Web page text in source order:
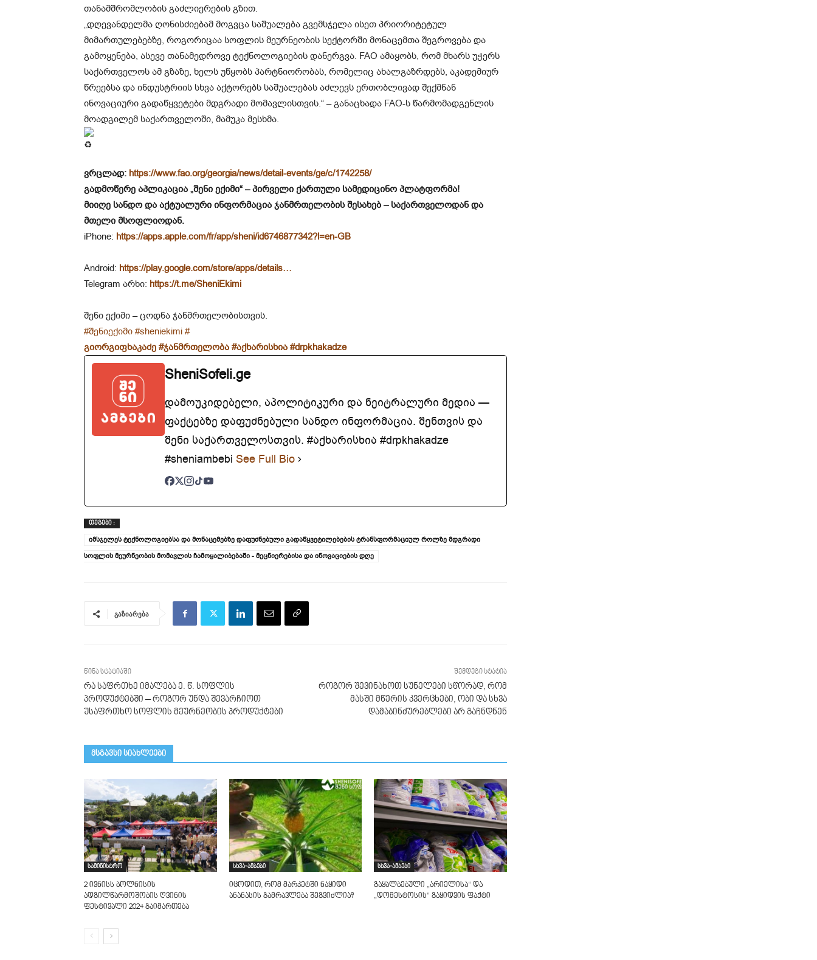
თანამშრომლობის გაძლიერების გზით.
„დღევანდელმა ღონისძიებამ მოგვცა საშუალება გვემსჯელა ისეთ პრიორიტეტულ
მიმართულებებზე, როგორიცაა სოფლის მეურნეობის სექტორში მონაცემთა შეგროვება და
გამოყენება, ასევე თანამედროვე ტექნოლოგიების დანერგვა. FAO ამაყობს, რომ მხარს უჭერს
საქართველოს ამ გზაზე, ხელს უწყობს პარტნიორობას, რომელიც ახალგაზრდებს, აკადემიურ
წრეებსა და ინდუსტრიის სხვა აქტორებს საშუალებას აძლევს ერთობლივად შექმნან
ინოვაციური გადაწყვეტები მდგრადი მომავლისთვის.“ – განაცხადა FAO-ს წარმომადგენლის
მოადგილემ საქართველოში, მამუკა მესხმა.
ვრცლად: https://www.fao.org/georgia/news/detail-events/ge/c/1742258/
გადმოწერე აპლიკაცია „შენი ექიმი“ – პირველი ქართული სამედიცინო პლატფორმა!
მიიღე სანდო და აქტუალური ინფორმაცია ჯანმრთელობის შესახებ – საქართველოდან და
მთელი მსოფლიოდან.
iPhone: https://apps.apple.com/fr/app/sheni/id6746877342?l=en-GB
Android: https://play.google.com/store/apps/details…
Telegram არხი: https://t.me/SheniEkimi
შენი ექიმი – ცოდნა ჯანმრთელობისთვის.
#შენიექიმი #sheniekimi #
გიორგიფხაკაძე #ჯანმრთელობა #აქხარისხია #drpkhakadze
SheniSofeli.ge
დამოუკიდებელი, აპოლიტიკური და ნეიტრალური მედია —
ფაქტებზე დაფუძნებული სანდო ინფორმაცია. შენთვის და
შენი საქართველოსთვის. #აქხარისხია #drpkhakadze
#sheniambebi See Full Bio
ᲗᲔᲒᲔᲑᲘ :
იმსჯელეს ტექნოლოგიებსა და მონაცემებზე დაფუძნებული გადაწყვეტილებების ტრანსფორმაციულ როლზე მდგრადი
სოფლის მეურნეობის მომავლის ჩამოყალიბებაში - მეცნიერებისა და ინოვაციების დღე
გაზიარება
წინა სტატიაში
რა საფრთხე იმალება ე. წ. სოფლის
პროდუქტებში – როგორ უნდა შევარჩიოთ
უსაფრთხო სოფლის მეურნეობის პროდუქტები
შემდეგი სტატია
როგორ შევინახოთ სუნელები სწორად, რომ
მასში მწერის კვერცხები, ობი და სხვა
დამაბინძურებლები არ გაჩნდნენ
მსგავსი სიახლეები
სამინისტრო
2 ივნისს ბოლნისის
ადგილწარმოშობის ღვინის
ფესტივალი 2024 გაიმართება
სხვა-ამბები
იცოდით, რომ მარკეტში ნაყიდი
ანანასის გამრავლება შეგვიძლია?
სხვა-ამბები
გაყალბებული „არიელისა“ და
„დომესტოსის“ გაყიდვის ფაქტი